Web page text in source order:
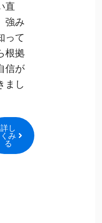
直
強み
って
根拠
信が
まし
詳し
くみ
る